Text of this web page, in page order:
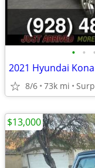
• • •
2021 Hyundai
8/6 73k mi
$13,000